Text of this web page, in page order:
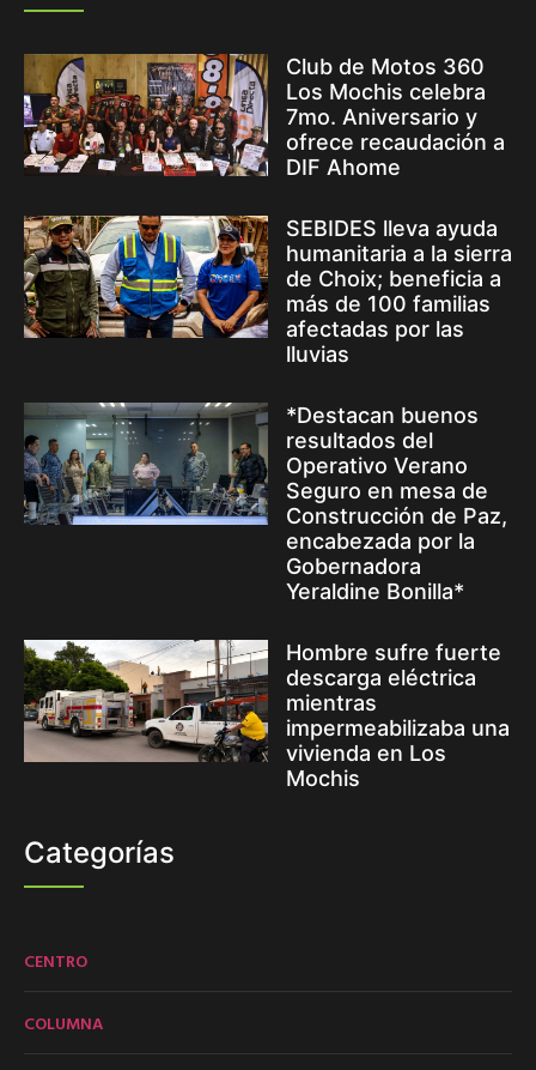
Club de Motos 360
Los Mochis celebra
7mo. Aniversario y
ofrece recaudación a
DIF Ahome
SEBIDES lleva ayuda
humanitaria a la sierra
de Choix; beneficia a
más de 100 familias
afectadas por las
lluvias
*Destacan buenos
resultados del
Operativo Verano
Seguro en mesa de
Construcción de Paz,
encabezada por la
Gobernadora
Yeraldine Bonilla*
Hombre sufre fuerte
descarga eléctrica
mientras
impermeabilizaba una
vivienda en Los
Mochis
Categorías
CENTRO
COLUMNA